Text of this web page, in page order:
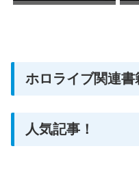
ホロライブ関連
人気記事！